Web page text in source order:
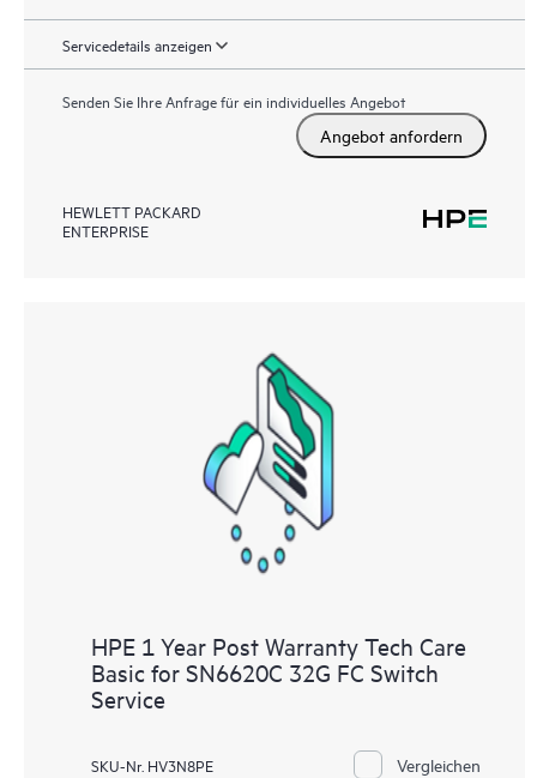
Servicedetails anzeigen
Senden Sie Ihre Anfrage für ein individuelles Angebot
Angebot anfordern
HEWLETT PACKARD
ENTERPRISE
HPE 1 Year Post Warranty Tech Care
Basic for SN6620C 32G FC Switch
Service
SKU-Nr. HV3N8PE Vergleichen